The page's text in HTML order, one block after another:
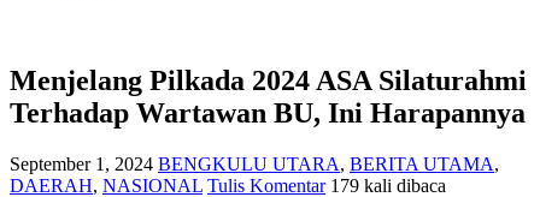
Menjelang Pilkada 2024 ASA Silaturahmi
Terhadap Wartawan BU, Ini Harapannya
September 1, 2024 BENGKULU UTARA, BERITA UTAMA,
DAERAH, NASIONAL Tulis Komentar 179 kali dibaca